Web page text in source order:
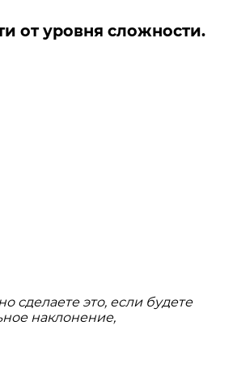
от уровня сложности.
сделаете это, если будете
наклонение,